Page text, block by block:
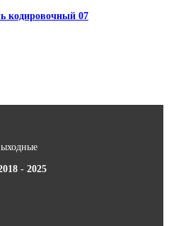
кодировочный 07
- 2025